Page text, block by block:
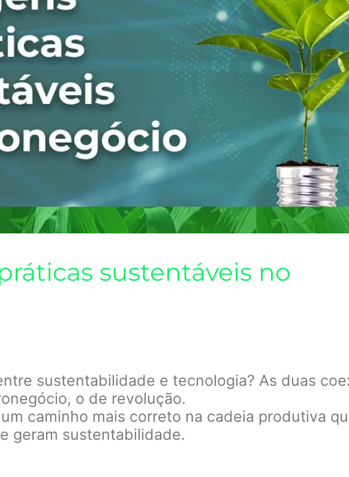
sustentáveis no
sustentabilidade e tecnologia? As duas
o de revolução.
caminho mais correto na cadeia produtiva
geram sustentabilidade.